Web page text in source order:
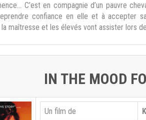
C’est en compagnie d’un pauvre
confiance en elle et à accepter
la maîtresse et les élevés vont assister lors
IN THE MOOD
Un film de